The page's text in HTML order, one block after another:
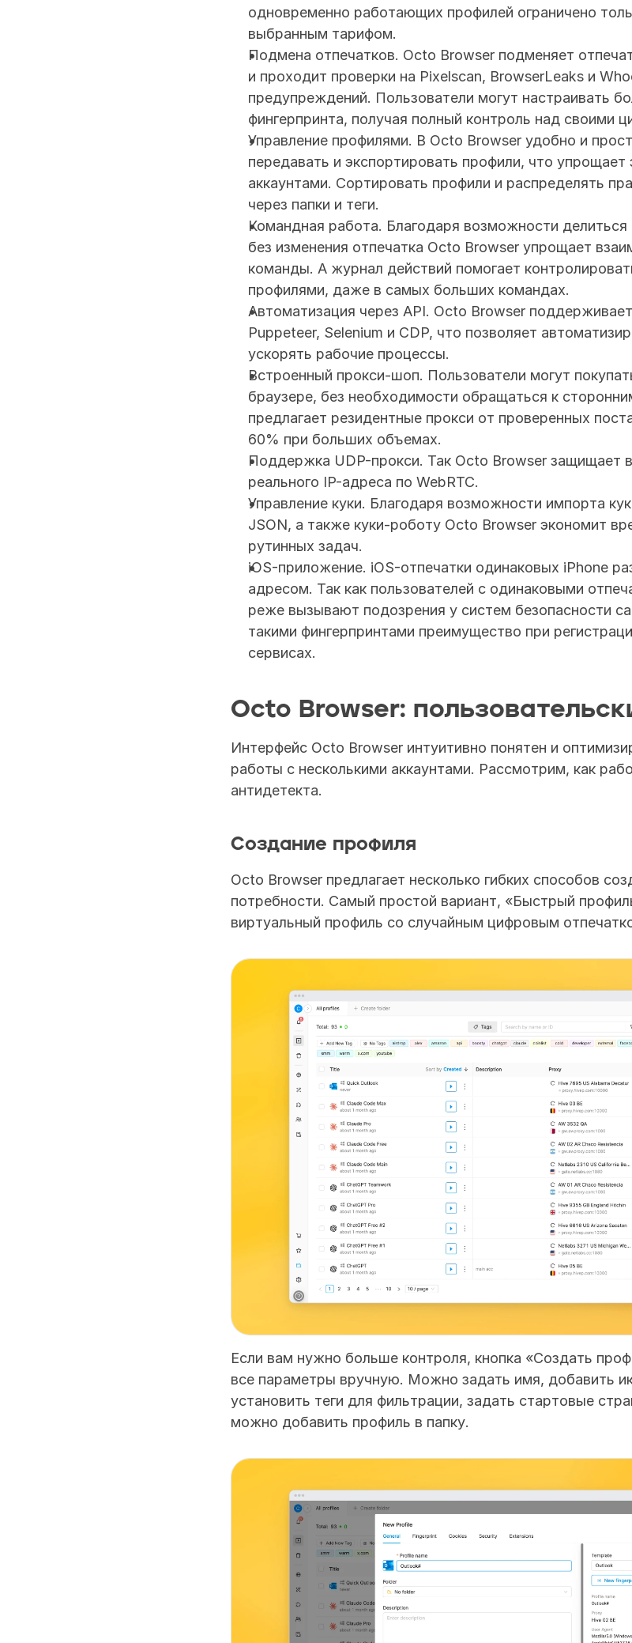
одновременно работающих профилей ограничено
выбранным тарифом.
Подмена отпечатков. Octo Browser подменяет
и проходит проверки на Pixelscan, BrowserLeaks и
предупреждений. Пользователи могут настраивать
фингерпринта, получая полный контроль над своими
Управление профилями. В Octo Browser удобно и
передавать и экспортировать профили, что упрощает
аккаунтами. Сортировать профили и распределять
через папки и теги.
Командная работа. Благодаря возможности
без изменения отпечатка Octo Browser упрощает
команды. А журнал действий помогает
профилями, даже в самых больших командах.
Автоматизация через API. Octo Browser
Puppeteer, Selenium и CDP, что позволяет
ускорять рабочие процессы.
Встроенный прокси-шоп. Пользователи могут
браузере, без необходимости обращаться к
предлагает резидентные прокси от проверенных
60% при больших объемах.
Поддержка UDP-прокси. Так Octo Browser защищает
реального IP-адреса по WebRTC.
Управление куки. Благодаря возможности импорта
JSON, а также куки-роботу Octo Browser экономит
рутинных задач.
iOS-приложение. iOS-отпечатки одинаковых iPhone
адресом. Так как пользователей с одинаковыми
реже вызывают подозрения у систем безопасности
такими фингерпринтами преимущество при
сервисах.
Octo Browser:
Интерфейс Octo Browser интуитивно понятен и
работы с несколькими аккаунтами. Рассмотрим, как
антидетекта.
Создание профиля
Octo Browser предлагает несколько гибких способов
потребности. Самый простой вариант, «Быстрый
виртуальный профиль со случайным цифровым
Если вам нужно больше контроля, кнопка «Создать
все параметры вручную. Можно задать имя, добавить
установить теги для фильтрации, задать стартовые
можно добавить профиль в папку.